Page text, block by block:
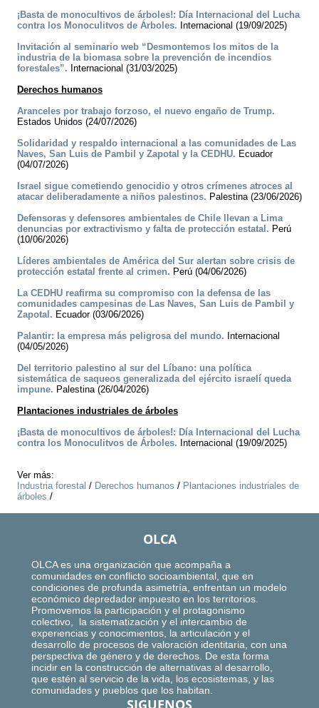
¡Basta de monocultivos de árboles!: Día Internacional del Lucha
contra los Monoculitvos de Árboles. Internacional (19/09/2025)
Invitación al seminario web “Desmontemos los mitos de la
industria de la biomasa sobre la prevención de incendios
forestales”. Internacional (31/03/2025)
Derechos humanos
Aranceles por trabajo forzoso, el nuevo engaño de Trump.
Estados Unidos (24/07/2026)
Solidaridad y respaldo internacional a las comunidades de Las
Naves, San Luis de Pambil y Zapotal y la CEDHU. Ecuador
(04/07/2026)
Israel sigue cometiendo genocidio y otros crímenes atroces al
atacar deliberadamente a niños palestinos. Palestina (23/06/2026)
Defensoras y defensores ambientales de Chile llevan a Lima
denuncias por extractivismo y falta de protección estatal. Perú
(10/06/2026)
Líderes ambientales de América del Sur alertan sobre crisis de
protección estatal frente al crimen. Perú (04/06/2026)
La CEDHU reafirma su compromiso con la defensa de las
comunidades campesinas de Las Naves, San Luis de Pambil y
Zapotal. Ecuador (03/06/2026)
Palantir: la empresa más peligrosa del mundo. Internacional
(04/05/2026)
Del territorio palestino al sur del Líbano: una política
sistemática de saqueos generalizada del ejército israelí queda
impune. Palestina (26/04/2026)
Plantaciones industriales de árboles
¡Basta de monocultivos de árboles!: Día Internacional del Lucha
contra los Monoculitvos de Árboles. Internacional (19/09/2025)
Ver más:
Industria forestal / Derechos humanos / Plantaciones industriales de
árboles /
OLCA
OLCA es una organización que acompaña a
comunidades en conflicto socioambiental, que en
condiciones de profunda asimetría, enfrentan un modelo
económico depredador impuesto en los territorios.
Promovemos la participación y el protagonismo
colectivo, la sistematización y el intercambio de
experiencias y conocimientos, la articulación y el
desarrollo de procesos de valoración identitaria, con una
perspectiva de género y de derechos. De esta forma
incidir en la construcción de alternativas al desarrollo,
que estén al servicio de la vida, los ecosistemas, y las
comunidades y pueblos que los habitan.